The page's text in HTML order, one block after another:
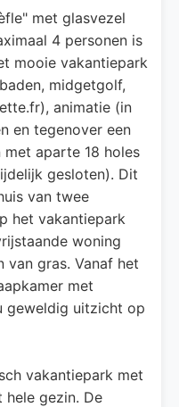
met glasvezel
4 personen is
mooie vakantiepark
midgetgolf,
animatie (in
en tegenover een
aparte 18 holes
gesloten). Dit
van twee
het vakantiepark
woning
van gras. Vanaf het
met
geweldig uitzicht op
vakantiepark met
gezin. De